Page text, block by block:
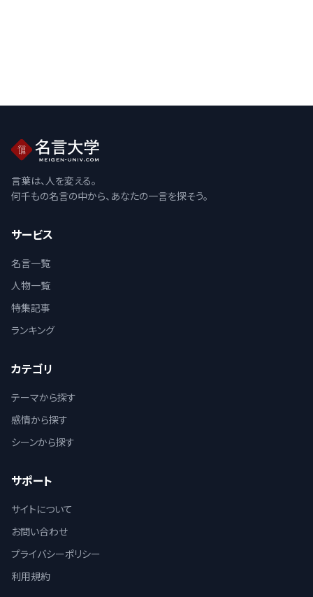
言葉は、人を変える。
何千もの名言の中から、あなたの一言を探そう。
サービス
名言一覧
人物一覧
特集記事
ランキング
カテゴリ
テーマから探す
感情から探す
シーンから探す
サポート
サイトについて
お問い合わせ
プライバシーポリシー
利用規約